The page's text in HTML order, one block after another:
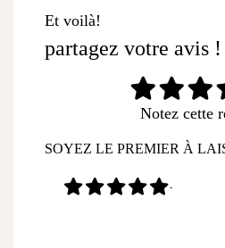
Et voilà!
partagez votre avis !
Notez cette
SOYEZ LE PREMIER À
-